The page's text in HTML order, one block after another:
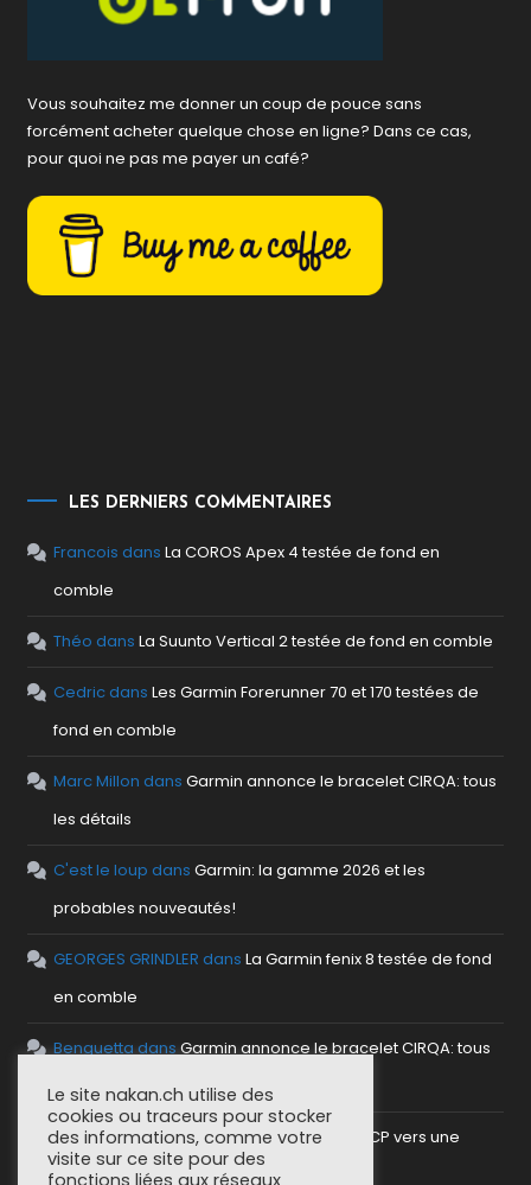
Vous souhaitez me donner un coup de pouce sans
forcément acheter quelque chose en ligne? Dans ce cas,
pour quoi ne pas me payer un café?
LES DERNIERS COMMENTAIRES
Francois dansLa COROS Apex 4 testée de fond en
comble
Théo dansLa Suunto Vertical 2 testée de fond en comble
CedricdansLes Garmin Forerunner 70 et 170 testées de
fond en comble
Marc Millon dansGarmin annonce le bracelet CIRQA: tous
les détails
C'est le loup dansGarmin: la gamme 2026 et les
probables nouveautés!
GEORGES GRINDLER dansLa Garmin fenix 8 testée de fond
en comble
Benguetta dansGarmin annonce le bracelet CIRQA: tous
les détails
anthodansMettre en place un serveur MCP vers une
plateforme sportive
Le site nakan.ch utilise des
cookies ou traceurs pour stocker
des informations, comme votre
visite sur ce site pour des
fonctions liées aux réseaux